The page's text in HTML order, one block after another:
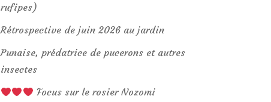
rufipes)
Rétrospective de juin 2026 au jardin
Punaise, prédatrice de pucerons et autres
insectes
Focus sur le rosier Nozomi